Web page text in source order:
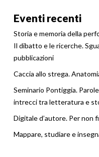
Eventi recenti
Storia e memoria della
Il dibatto e le ricerche.
pubblicazioni
Caccia allo strega.
Seminario Pontiggia.
intrecci tra letteratura e
Digitale d’autore. Per non
Mappare, studiare e